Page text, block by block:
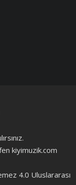
kiyimuzik.com
4.0 Uluslararası